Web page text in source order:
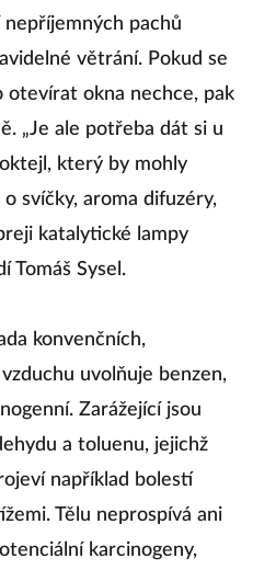
pachů
větrání. Pokud se
otevírat okna nechce, pak
„Je ale potřeba dát si u
který by mohly
svíčky, aroma difuzéry,
katalytické lampy
Tomáš Sysel.
konvenčních,
uvolňuje benzen,
Zarážející jsou
a toluenu, jejichž
například bolestí
Tělu neprospívá ani
karcinogeny,